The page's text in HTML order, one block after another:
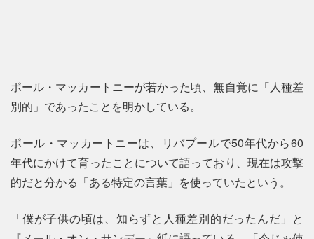
ポール・マッカートニーが若かった頃、無自覚に「人種差
別的」であったことを明かしている。
ポール・マッカートニーは、リバプールで50年代から60
年代にかけて育ったことについて語っており、現在は攻撃
的だと分かる「ある特定の言葉」を使っていたという。
「僕が子供の頃は、知らずと人種差別的だったんだ」と